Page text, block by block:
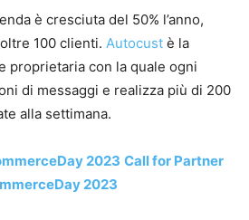
è cresciuta del 50% l’anno,
100 clienti. Autocust è la
proprietaria con la quale ogni
di messaggi e realizza più di 200
alla settimana.
2023 Call for Partner
2023